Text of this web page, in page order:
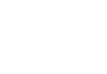
: Joel & Cédric Terrasson